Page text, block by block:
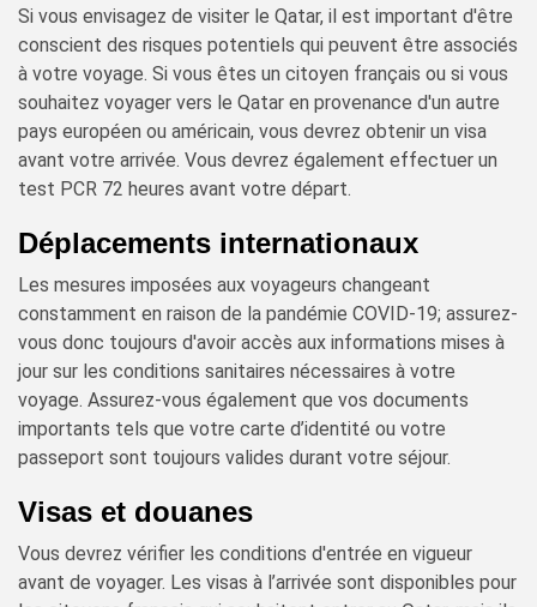
Si vous envisagez de visiter le Qatar, il est important d'être
conscient des risques potentiels qui peuvent être associés
à votre voyage. Si vous êtes un citoyen français ou si vous
souhaitez voyager vers le Qatar en provenance d'un autre
pays européen ou américain, vous devrez obtenir un visa
avant votre arrivée. Vous devrez également effectuer un
test PCR 72 heures avant votre départ.
Déplacements internationaux
Les mesures imposées aux voyageurs changeant
constamment en raison de la pandémie COVID-19; assurez-
vous donc toujours d'avoir accès aux informations mises à
jour sur les conditions sanitaires nécessaires à votre
voyage. Assurez-vous également que vos documents
importants tels que votre carte d’identité ou votre
passeport sont toujours valides durant votre séjour.
Visas et douanes
Vous devrez vérifier les conditions d'entrée en vigueur
avant de voyager. Les visas à l’arrivée sont disponibles pour